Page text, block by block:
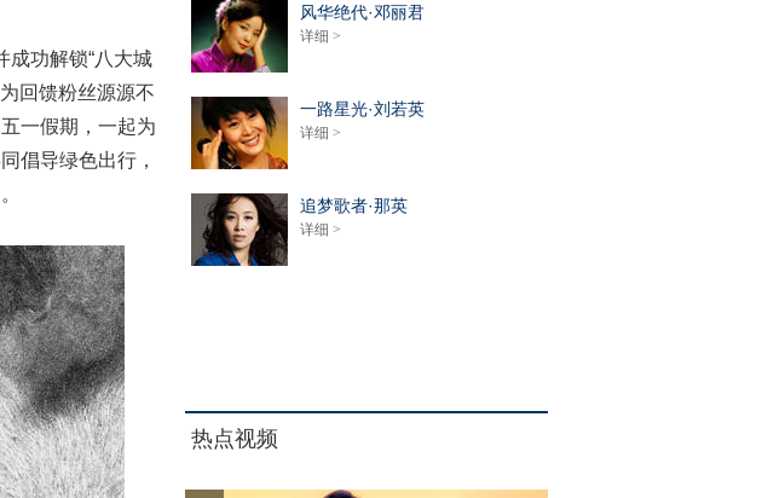
功解锁“八大城
回馈粉丝源源不
一假期，一起为
倡导绿色出行，
风华绝代·邓丽君
详细 >
一路星光·刘若英
详细 >
追梦歌者·那英
详细 >
热点视频